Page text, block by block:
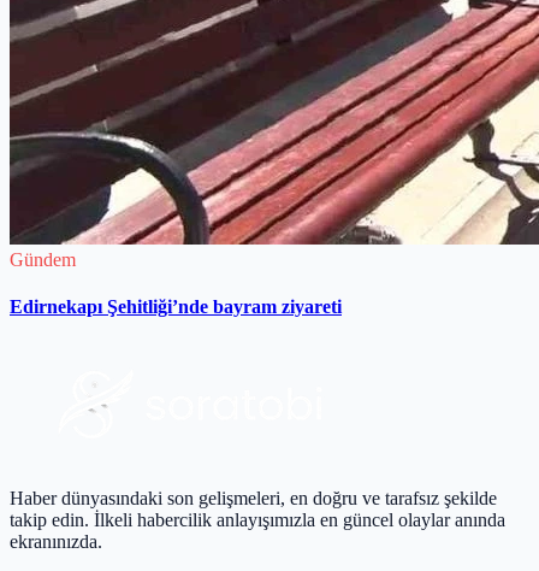
Gündem
Edirnekapı Şehitliği’nde bayram ziyareti
Haber dünyasındaki son gelişmeleri, en doğru ve tarafsız şekilde
takip edin. İlkeli habercilik anlayışımızla en güncel olaylar anında
ekranınızda.